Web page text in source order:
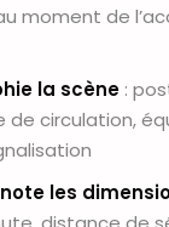
moment de
la scène :
de circulation,
les